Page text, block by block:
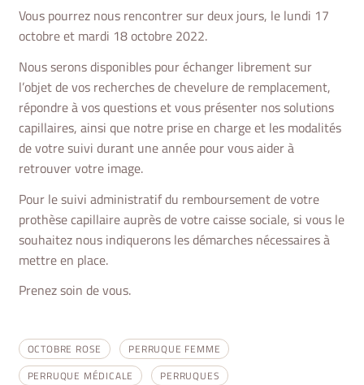
Vous pourrez nous rencontrer sur deux jours, le lundi 17
octobre et mardi 18 octobre 2022.
Nous serons disponibles pour échanger librement sur
l’objet de vos recherches de chevelure de remplacement,
répondre à vos questions et vous présenter nos solutions
capillaires, ainsi que notre prise en charge et les modalités
de votre suivi durant une année pour vous aider à
retrouver votre image.
Pour le suivi administratif du remboursement de votre
prothèse capillaireauprès de votre caisse sociale, si vous le
souhaitez nous indiquerons les démarches nécessaires à
mettre en place.
Prenez soin de vous.
OCTOBRE ROSE
PERRUQUE FEMME
PERRUQUE MÉDICALE
PERRUQUES